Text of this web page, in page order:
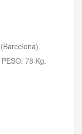
78 Kg.